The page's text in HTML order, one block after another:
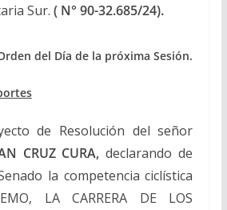
Sur. ( N° 90-32.685/24).
del Día de la próxima Sesión.
de Resolución del señor
CRUZ CURA,declarando de
la competencia ciclística
LA CARRERA DE LOS